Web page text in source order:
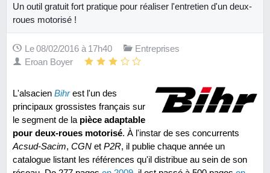
Un outil gratuit fort pratique pour réaliser l'entretien d'un deux-
roues motorisé !
Le 08/02/2016 à 17h40
Entreprises
Eroan Boyer
L'alsacien Bihrest l'un des
principaux grossistes français sur
le segment de la pièce adaptable
pour deux-roues motorisé. À l'instar de ses concurrents
Acsud-Sacim, CGN et P2R, il publie chaque année un
catalogue listant les références qu'il distribue au sein de son